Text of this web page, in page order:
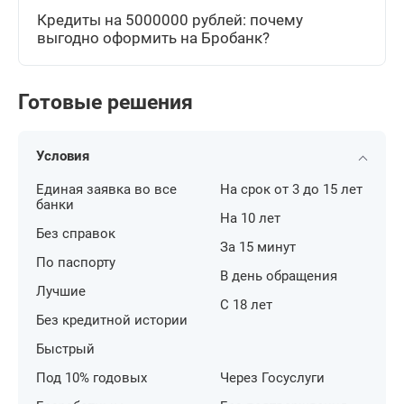
Кредиты на 5000000 рублей: почему
выгодно оформить на Бробанк?
Готовые решения
Условия
Единая заявка во все
банки
Без справок
По паспорту
Лучшие
Без кредитной истории
Быстрый
На срок от 3 до 15 лет
На 10 лет
За 15 минут
В день обращения
С 18 лет
Под 10% годовых
Через Госуслуги